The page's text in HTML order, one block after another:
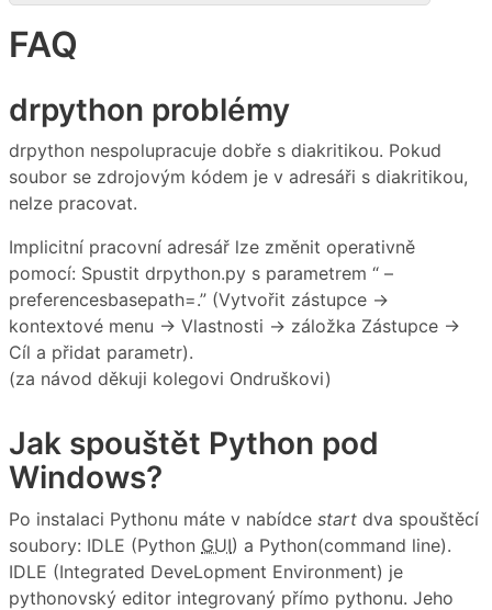
FAQ
drpython problémy
drpython nespolupracuje dobře s diakritikou. Pokud
soubor se zdrojovým kódem je v adresáři s diakritikou,
nelze pracovat.
Implicitní pracovní adresář lze změnit operativně
pomocí: Spustit drpython.py s parametrem “ –
preferencesbasepath=.” (Vytvořit zástupce →
kontextové menu → Vlastnosti → záložka Zástupce →
Cíl a přidat parametr).
(za návod děkuji kolegovi Ondruškovi)
Jak spouštět Python pod
Windows?
Po instalaci Pythonu máte v nabídce start dva spouštěcí
soubory: IDLE (Python GUI) a Python(command line).
IDLE (Integrated DeveLopment Environment) je
pythonovský editor integrovaný přímo pythonu. Jeho